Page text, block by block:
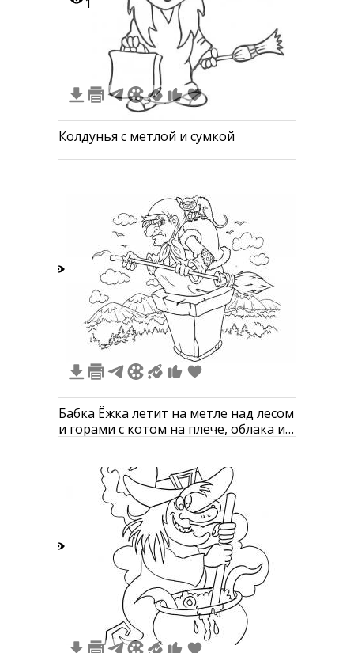
Колдунья с метлой и сумкой
Бабка Ёжка летит на метле над лесом
и горами с котом на плече, облака и